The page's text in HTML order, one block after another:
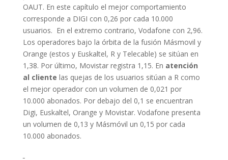
OAUT. En este capítulo el mejor comportamiento
corresponde a DIGI con 0,26 por cada 10.000
usuarios. En el extremo contrario, Vodafone con 2,96.
Los operadores bajo la órbita de la fusión Másmovil y
Orange (estos y Euskaltel, R y Telecable) se sitúan en
1,38. Por último, Movistar registra 1,15. En atención
al cliente las quejas de los usuarios sitúan a R como
el mejor operador con un volumen de 0,021 por
10.000 abonados. Por debajo del 0,1 se encuentran
Digi, Euskaltel, Orange y Movistar. Vodafone presenta
un volumen de 0,13 y Másmóvil un 0,15 por cada
10.000 abonados.